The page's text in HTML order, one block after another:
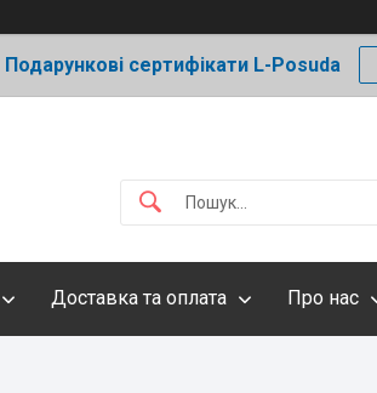
Подарункові сертифікати L-Posuda
Доставка та оплата Про нас